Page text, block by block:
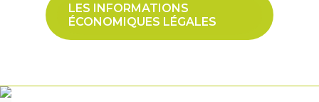
LES INFORMATIONS
ÉCONOMIQUES LÉGALES